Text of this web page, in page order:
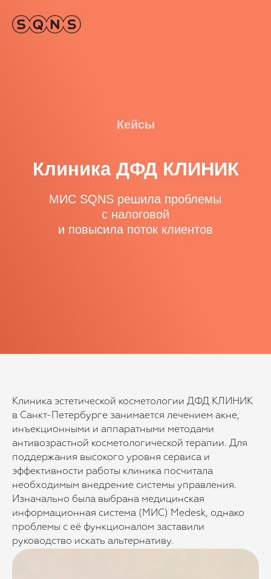
Клиника ДФД КЛИНИК
и повысила поток клиентов
Клиника эстетической косметологии ДФД КЛИНИК
в Санкт-Петербурге занимается лечением акне,
инъекционными и аппаратными методами
антивозрастной косметологической терапии. Для
поддержания высокого уровня сервиса и
эффективности работы клиника посчитала
необходимым внедрение системы управления.
Изначально была выбрана медицинская
информационная система (МИС) Medesk, однако
проблемы с её функционалом заставили
руководство искать альтернативу.